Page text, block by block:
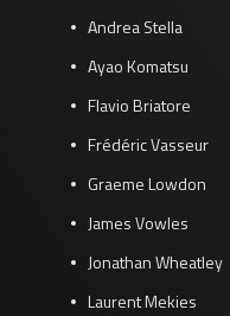
Andrea Stella
Ayao Komatsu
Flavio Briatore
Frédéric Vasseur
Graeme Lowdon
James Vowles
Jonathan Wheatley
Laurent Mekies